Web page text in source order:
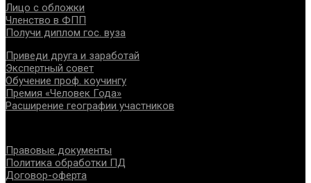
Лицо с обложки
Членство в ФПП
Получи диплом гос. вуза
Приведи друга и заработай
Экспертный совет
Обучение проф. коучингу
Премия «Человек Года»
Расширение географии участников
Правовые документы
Политика обработки ПД
Договор-оферта